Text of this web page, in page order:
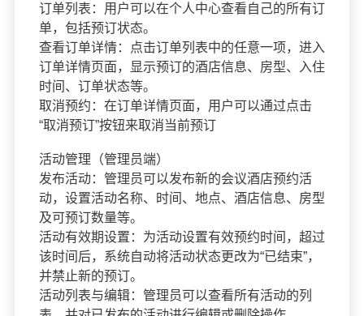
订单列表：用户可以在个人中心查看自己的所有订
单，包括预订状态。
查看订单详情：点击订单列表中的任意一项，进入
订单详情页面，显示预订的酒店信息、房型、入住
时间、订单状态等。
取消预约：在订单详情页面，用户可以通过点击
“取消预订”按钮来取消当前预订
活动管理（管理员端）
发布活动：管理员可以发布新的会议酒店预约活
动，设置活动名称、时间、地点、酒店信息、房型
及可预订数量等。
活动有效期设置：为活动设置有效预约时间，超过
该时间后，系统自动将活动状态更改为“已结束”，
并禁止新的预订。
活动列表与编辑：管理员可以查看所有活动的列